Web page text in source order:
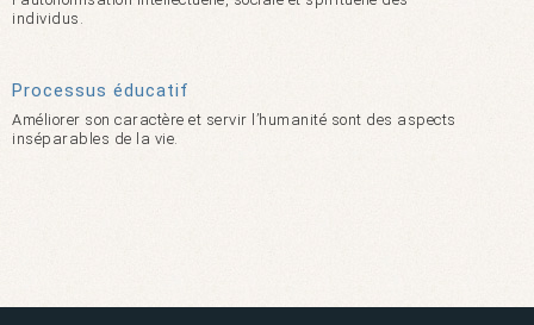
individus.
Processus éducatif
Améliorer son caractère et servir l’humanité sont des aspects
inséparables de la vie.